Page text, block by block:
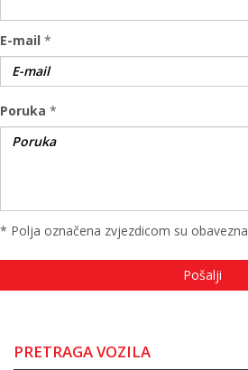
E-mail *
Poruka *
* Polja označena zvjezdicom su obavezna
PRETRAGA VOZILA